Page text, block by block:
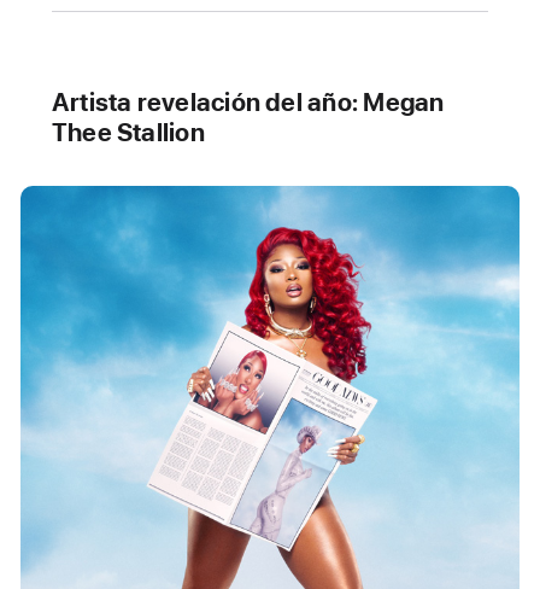
Artista revelación del año: Megan
Thee Stallion